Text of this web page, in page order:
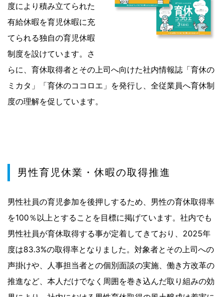
度により積み立てられた
有給休暇を育児休暇に充
てられる独自の育児休暇
制度を設けています。さ
らに、育休取得者とその上司へ向けた社内情報誌「育休の
ミカタ」「育休のココロエ」を発行し、全従業員へ育休制
度の理解を促しています。
男性育児休業・休暇の取得推進
男性社員の育児参加を後押しするため、男性の育休取得率
を100％以上とすることを目標に掲げています。社内でも
男性社員が育休取得する事が定着してきており、2025年
度は83.3%の取得率となりました。対象者とその上司への
声掛けや、人事担当者との個別面談の実施、働き方改革の
推進など、本人だけでなく周囲を巻き込んだ取り組みの効